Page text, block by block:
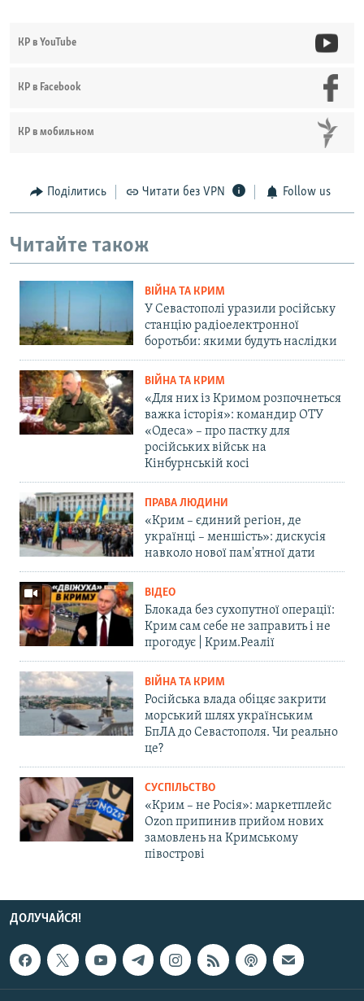
КР в YouTube
КР в Facebook
КР в мобильном
Поділитись Читати без VPN Follow us
Читайте також
ВІЙНА ТА КРИМ
У Севастополі уразили російську
станцію радіоелектронної
боротьби: якими будуть наслідки
ВІЙНА ТА КРИМ
«Для них із Кримом розпочнеться
важка історія»: командир ОТУ
«Одеса» – про пастку для
російських військ на
Кінбурнській косі
ПРАВА ЛЮДИНИ
«Крим – єдиний регіон, де
українці – меншість»: дискусія
навколо нової пам'ятної дати
ВІДЕО
Блокада без сухопутної операції:
Крим сам себе не заправить і не
прогодує | Крим.Реалії
ВІЙНА ТА КРИМ
Російська влада обіцяє закрити
морський шлях українським
БпЛА до Севастополя. Чи реально
це?
СУСПІЛЬСТВО
«Крим – не Росія»: маркетплейс
Ozon припинив прийом нових
замовлень на Кримському
півострові
ДОЛУЧАЙСЯ!